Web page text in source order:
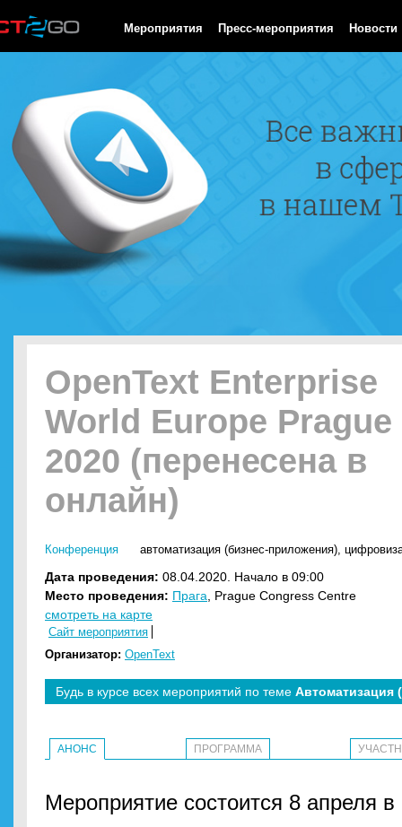
Мероприятия Пресс-мероприятия Новости
OpenText Enterprise
World Europe Prague
2020 (перенесена в
онлайн)
Конференция автоматизация (бизнес-приложения),
Дата проведения: 08.04.2020. Начало в 09:00
Место проведения: Прага , Prague Congress Centre
смотреть на карте
Сайт мероприятия
Организатор: OpenText
Будь в курсе всех мероприятий по теме Автоматизация
АНОНС ПРОГРАММА
Мероприятие состоится 8 апреля